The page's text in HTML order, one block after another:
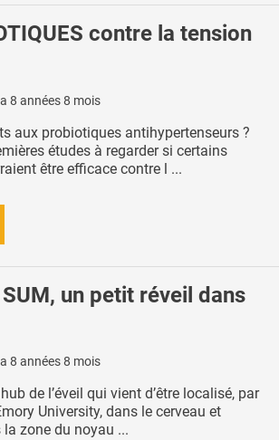
contre la tension
8 années 8 mois
aux probiotiques antihypertenseurs ?
études à regarder si certains
être efficace contre l ...
un petit réveil dans
8 années 8 mois
de l’éveil qui vient d’être localisé, par
University, dans le cerveau et
zone du noyau ...